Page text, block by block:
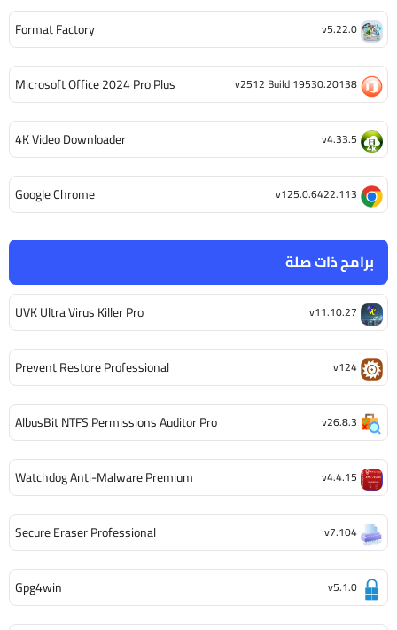
برامج ذات صلة
UVK Ultra Virus Killer Pro v11.10.27
Prevent Restore Professional v124
AlbusBit NTFS Permissions Auditor Pro v26.8.3
Watchdog Anti-Malware Premium v4.4.15
Secure Eraser Professional v7.104
Gpg4win v5.1.0
Format Factory v5.22.0
Microsoft Office 2024 Pro Plus v2512 Build 19530.20138
4K Video Downloader v4.33.5
Google Chrome v125.0.6422.113